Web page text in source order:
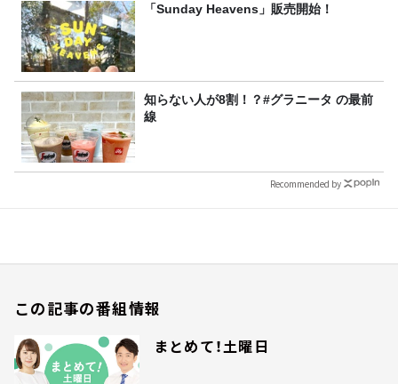
「Sunday Heavens」販売開始！
知らない人が8割！？#グラニータ の最前
線
Recommended by
この記事の番組情報
まとめて！土曜日